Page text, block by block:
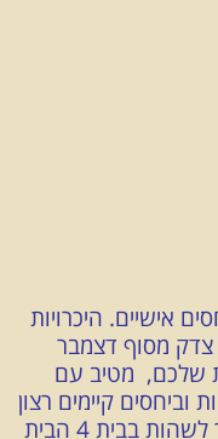
אישיים. היכרויות
מסוף דצמבר
האהבות שלכם, מטיב עם
וביחסים קיימים רצון
להרחבת המשפחה. שבתאי ממשיך לשהות בבית 4 הבית